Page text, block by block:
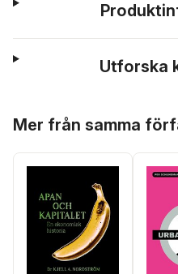
Utforska
Mer från samma